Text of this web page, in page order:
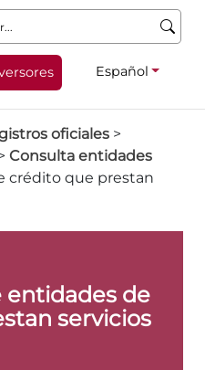
Español
oficiales >
Consulta entidades
crédito que prestan
de
servicios